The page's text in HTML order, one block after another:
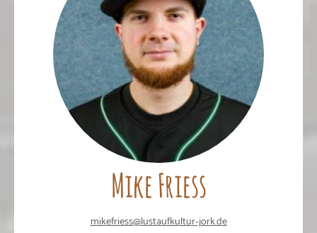
Mike Friess
mikefriess@lustaufkultur-jork.de